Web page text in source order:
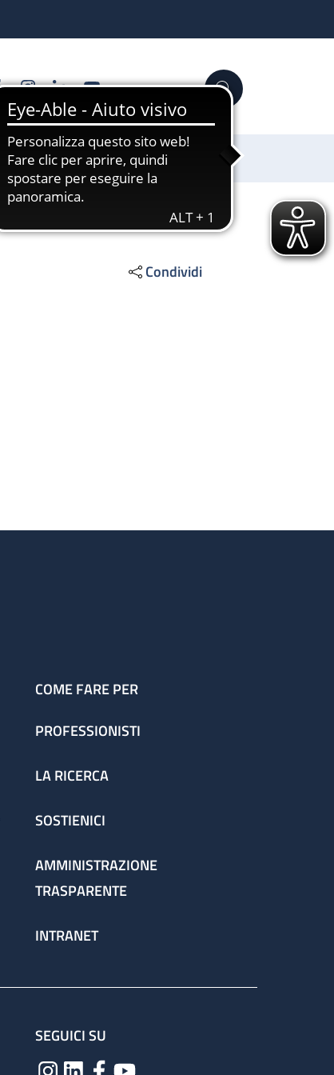
FacebookInstagram
LinkedinYouTube Cerca
Sostienici
Condividi
COME FARE PER
PROFESSIONISTI
LA RICERCA
SOSTIENICI
AMMINISTRAZIONE
TRASPARENTE
INTRANET
SEGUICI SU